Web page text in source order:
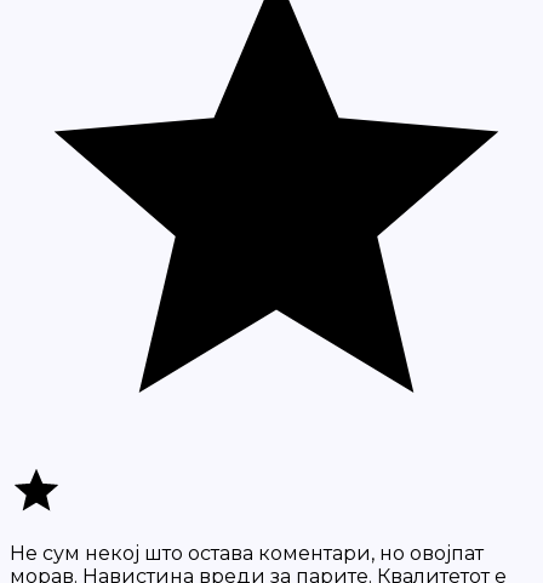
Не сум некој што остава коментари, но овојпат
морав. Навистина вреди за парите. Квалитетот е